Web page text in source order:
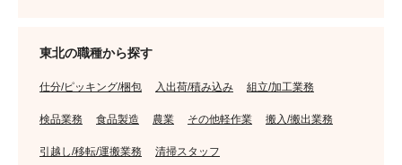
東北の職種から探す
仕分/ピッキング/梱包 入出荷/積み込み 組立/加工業務
検品業務 食品製造 農業 その他軽作業 搬入/搬出業務
引越し/移転/運搬業務 清掃スタッフ